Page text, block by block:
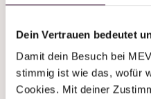
Dein Vertrauen bedeutet
Damit dein Besuch bei
stimmig ist wie das, wofür
Cookies. Mit deiner
Du brauchst
oder
Wir sind auch an
telefonisch